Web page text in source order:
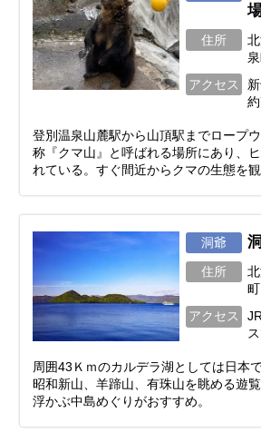
住所
アクセス
登別温泉山麓駅から山頂駅までロープ
称『クマ山』と呼ばれる場所にあり、
れている。すぐ間近からクマの生態を観
洞爺
住所
アクセス
周囲43Ｋｍのカルデラ湖としては日本
昭和新山、羊蹄山、有珠山を眺める遊
浮かぶ中島めぐりがおすすめ。